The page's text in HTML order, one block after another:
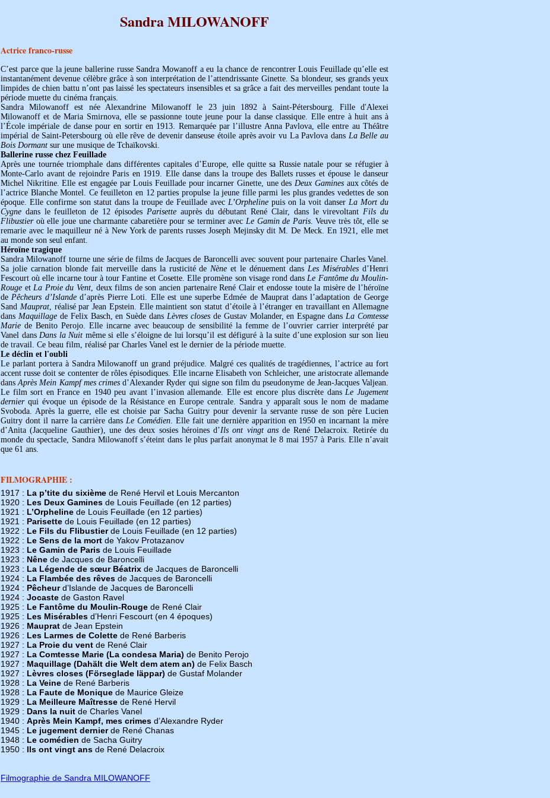
Sandra MILOWANOFF
Actrice franco-russe
C’est parce que la jeune ballerine russe Sandra Mowanoff a eu la chance de rencontrer Louis Feuillade qu’elle est
instantanément devenue célèbre grâce à son interprétation de l’attendrissante Ginette. Sa blondeur, ses grands yeux
limpides de chien battu n’ont pas laissé les spectateurs insensibles et sa grâce a fait des merveilles pendant toute la
période muette du cinéma français.
Sandra Milowanoff est née Alexandrine Milowanoff le 23 juin 1892 à Saint-Pétersbourg. Fille d'Alexei
Milowanoff et de Maria Smirnova, elle se passionne toute jeune pour la danse classique. Elle entre à huit ans à
l’École impériale de danse pour en sortir en 1913. Remarquée par l’illustre Anna Pavlova, elle entre au Théâtre
impérial de Saint-Petersbourg où elle rêve de devenir danseuse étoile après avoir vu La Pavlova dans La Belle au
Bois Dormant sur une musique de Tchaïkovski.
Ballerine russe chez Feuillade
Après une tournée triomphale dans différentes capitales d’Europe, elle quitte sa Russie natale pour se réfugier à
Monte-Carlo avant de rejoindre Paris en 1919. Elle danse dans la troupe des Ballets russes et épouse le danseur
Michel Nikritine. Elle est engagée par Louis Feuillade pour incarner Ginette, une desDeux Gaminesaux côtés de
l’actrice Blanche Montel. Ce feuilleton en 12 parties propulse la jeune fille parmi les plus grandes vedettes de son
époque. Elle confirme son statut dans la troupe de Feuillade avec L’Orpheline puis on la voit danser La Mort du
Cygne dans le feuilleton de 12 épisodes Parisetteauprès du débutant René Clair, dans le virevoltantFils du
Flibustieroù elle joue une charmante cabaretière pour se terminer avec Le Gamin de Paris. Veuve très tôt, elle se
remarie avec le maquilleur né à New York de parents russes Joseph Mejinsky dit M. De Meck. En 1921, elle met
au monde son seul enfant.
Héroïne tragique
Sandra Milowanoff tourne une série de films de Jacques de Baroncelli avec souvent pour partenaire Charles Vanel.
Sa jolie carnation blonde fait merveille dans la rusticité deNène et le dénuement dansLes Misérables d’Henri
Fescourt où elle incarne tour à tour Fantine et Cosette. Elle promène son visage rond dansLe Fantôme du Moulin-
Rouge etLa Proie du Vent, deux films de son ancien partenaire René Clair et endosse toute la misère de l’héroïne
dePêcheurs d’Islanded’après Pierre Loti. Elle est une superbe Edmée de Mauprat dans l’adaptation de George
Sand Mauprat, réalisé par Jean Epstein. Elle maintient son statut d’étoile à l’étranger en travaillant en Allemagne
dans Maquillagede Felix Basch, en Suède dansLèvres closesde Gustav Molander, en Espagne dansLa Comtesse
Marie de Benito Perojo. Elle incarne avec beaucoup de sensibilité la femme de l’ouvrier carrier interprété par
Vanel dansDans la Nuit même si elle s’éloigne de lui lorsqu’il est défiguré à la suite d’une explosion sur son lieu
de travail. Ce beau film, réalisé par Charles Vanel est le dernier de la période muette.
Le déclin et l'oubli
Le parlant portera à Sandra Milowanoff un grand préjudice. Malgré ces qualités de tragédiennes, l’actrice au fort
accent russe doit se contenter de rôles épisodiques. Elle incarne Elisabeth von Schleicher, une aristocrate allemande
dansAprès Mein Kampf mes crimesd’Alexander Ryder qui signe son film du pseudonyme de Jean-Jacques Valjean.
Le film sort en France en 1940 peu avant l’invasion allemande. Elle est encore plus discrète dansLe Jugement
dernierqui évoque un épisode de la Résistance en Europe centrale. Sandra y apparaît sous le nom de madame
Svoboda. Après la guerre, elle est choisie par Sacha Guitry pour devenir la servante russe de son père Lucien
Guitry dont il narre la carrière dansLe Comédien. Elle fait une dernière apparition en 1950 en incarnant la mère
d’Anita (Jacqueline Gauthier), une des deux sosies héroines d’Ils ont vingt ansde René Delacroix. Retirée du
monde du spectacle, Sandra Milowanoff s’éteint dans le plus parfait anonymat le 8 mai 1957 à Paris. Elle n’avait
que 61 ans.
FILMOGRAPHIE :
1917 : La p’tite du sixième de René Hervil et Louis Mercanton
1920 : Les Deux Gamines de Louis Feuillade (en 12 parties)
1921 : L’Orpheline de Louis Feuillade (en 12 parties)
1921 : Parisette de Louis Feuillade (en 12 parties)
1922 : Le Fils du Flibustierde Louis Feuillade (en 12 parties)
1922 : Le Sens de la mort de Yakov Protazanov
1923 : Le Gamin de Paris de Louis Feuillade
1923 : Nêne de Jacques de Baroncelli
1923 : La Légende de sœur Béatrix de Jacques de Baroncelli
1924 : La Flambée des rêves de Jacques de Baroncelli
1924 : Pêcheurd’Islande de Jacques de Baroncelli
1924 : Jocaste de Gaston Ravel
1925 : Le Fantôme du Moulin-Rouge de René Clair
1925 : Les Misérables d’Henri Fescourt (en 4 époques)
1926 : Mauprat de Jean Epstein
1926 : Les Larmes de Colette de René Barberis
1927 : La Proie du vent de René Clair
1927 : La Comtesse Marie (La condesa Maria) de Benito Perojo
1927 : Maquillage (Dahält die Welt dem atem an) de Felix Basch
1927 : Lèvres closes (Förseglade läppar) de Gustaf Molander
1928 : La Veine de René Barberis
1928 : La Faute de Monique de Maurice Gleize
1929 : La Meilleure Maîtresse de René Hervil
1929 : Dans la nuit de Charles Vanel
1940 : Après Mein Kampf, mes crimes d’Alexandre Ryder
1945 : Le jugement dernierde René Chanas
1948 : Le comédien de Sacha Guitry
1950 : Ils ont vingt ans de René Delacroix
Filmographie de Sandra MILOWANOFF